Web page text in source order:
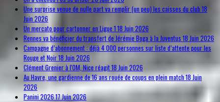
Une surprise venue de nulle part va remplir (un peu) les caisses du club 18
Juin 2026
Un mercato pour cartonner en Ligue 1 18 Juin 2026
Rennes va bénéficier du transfert de Jérémie Boga à la Juventus 18 Juin 2026
Campagne d’abonnement : déjà 4 000 personnes sur liste d’attente pour les
Rouge et Noir18 Juin 2026
Clément Grenier à l'OM, Nice réagit18 Juin 2026
Au Havre, une gardienne de 16 ans rouée de coups en plein match18 Juin
2026
Panini 202617 Juin 2026